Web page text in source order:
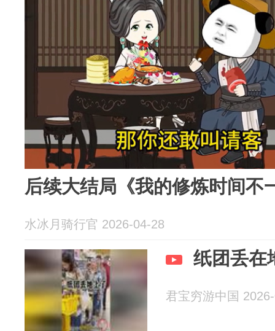
后续大结局《我的修炼时间不
水冰月骑行官 2026-04-28
纸团丢在
君宝穷游中国